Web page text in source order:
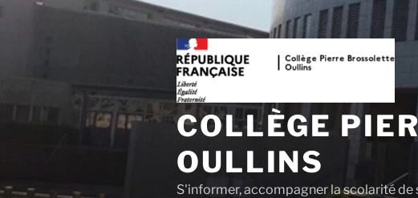
COLLÈGE
OULLINS
S'informer, accompagner la scolarité de
Panneau de gestion des cookies